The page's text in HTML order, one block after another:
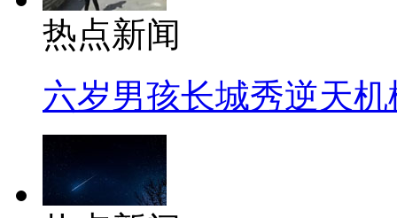
热点新闻
六岁男孩长城秀逆天机